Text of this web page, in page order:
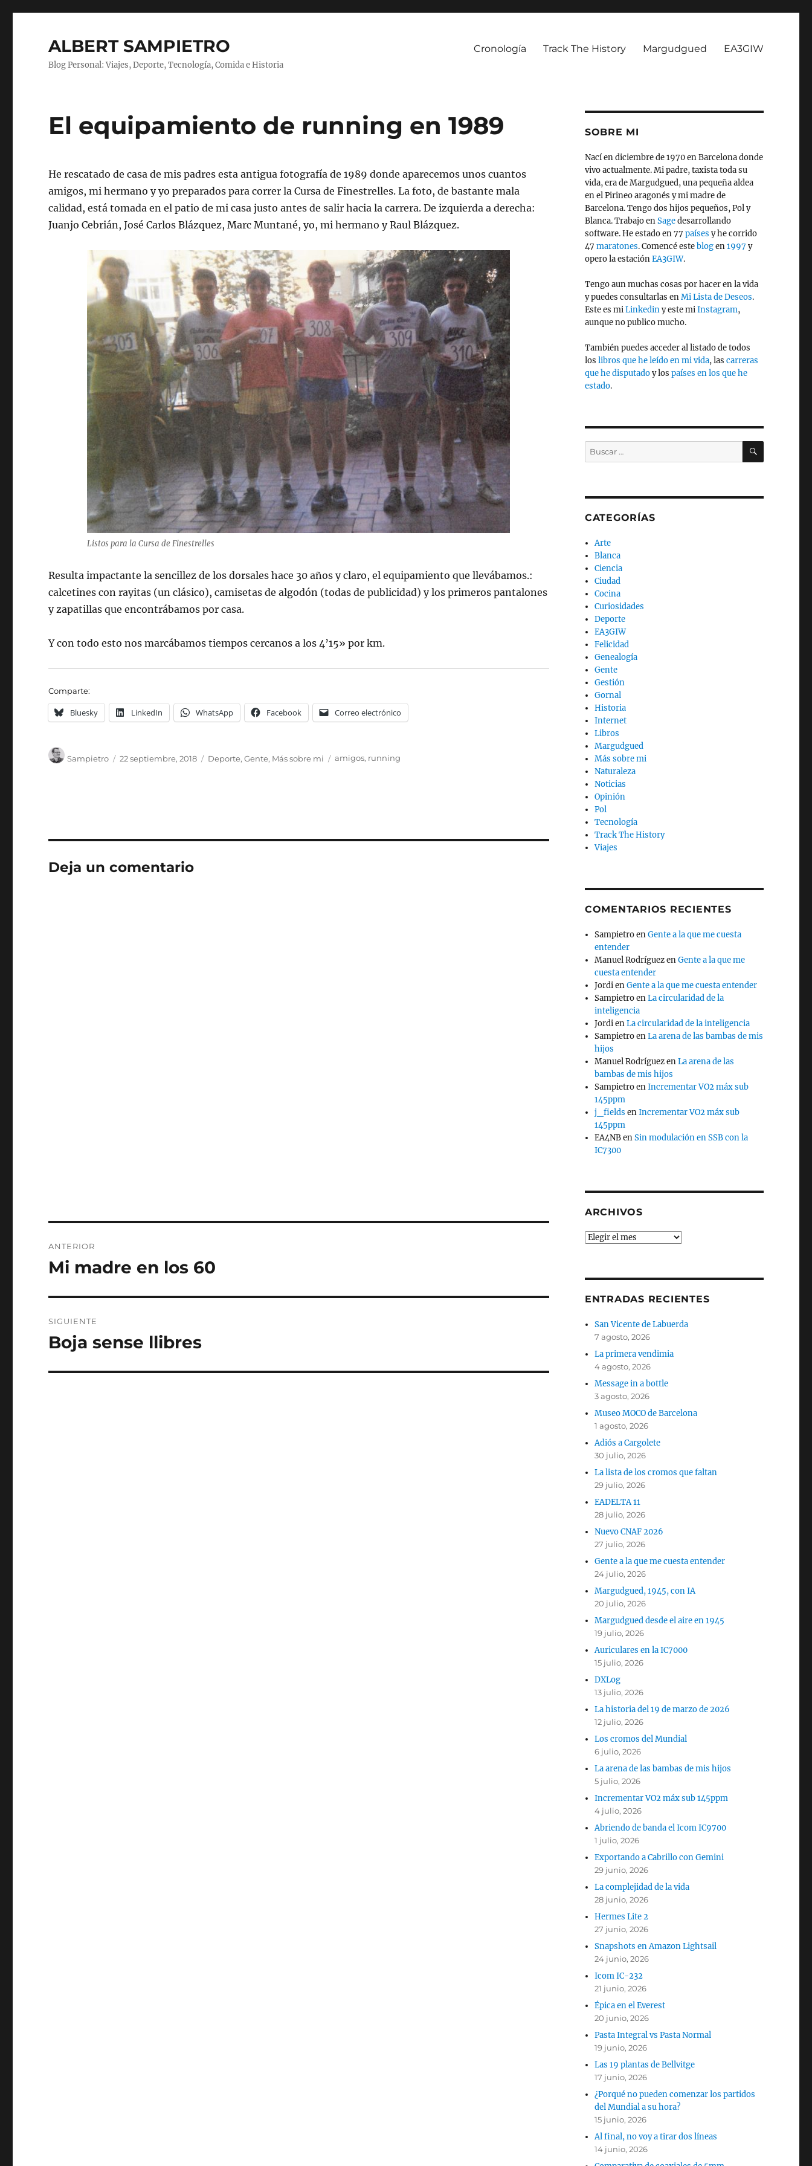
ALBERT SAMPIETRO
Blog Personal: Viajes, Deporte, Tecnología, Comida e Historia
Cronología Track The History Margudgued EA3GIW
El equipamiento de running en 1989
He rescatado de casa de mis padres esta antigua fotografía de 1989 donde aparecemos unos cuantos
amigos, mi hermano y yo preparados para correr la Cursa de Finestrelles. La foto, de bastante mala
calidad, está tomada en el patio de mi casa justo antes de salir hacia la carrera. De izquierda a derecha:
Juanjo Cebrián, José Carlos Blázquez, Marc Muntané, yo, mi hermano y Raul Blázquez.
Listos para la Cursa de Finestrelles
Resulta impactante la sencillez de los dorsales hace 30 años y claro, el equipamiento que llevábamos.:
calcetines con rayitas (un clásico), camisetas de algodón (todas de publicidad) y los primeros pantalones
y zapatillas que encontrábamos por casa.
Y con todo esto nos marcábamos tiempos cercanos a los 4’15» por km.
Comparte:
Bluesky LinkedIn WhatsApp Facebook Correo electrónico
Sampietro 22 septiembre, 2018 Deporte,Gente, Más sobre mi
Etiquetas
amigos, running
Deja un comentario
de
ANTERIOR
Entrada
Mi madre en los 60
SIGUIENTE
Entrada
Boja sense llibres
SOBRE MI
Nací en diciembre de 1970 en Barcelona donde
vivo actualmente. Mi padre, taxista toda su
vida, era de Margudgued, una pequeña aldea
en el Pirineo aragonés y mi madre de
Barcelona. Tengo dos hijos pequeños, Pol y
Blanca. Trabajo enSagedesarrollando
software. He estado en 77 países y he corrido
47 maratones. Comencé esteblogen1997 y
opero la estaciónEA3GIW.
Tengo aun muchas cosas por hacer en la vida
y puedes consultarlas enMi Lista de Deseos.
Este es miLinkediny este miInstagram,
aunque no publico mucho.
También puedes acceder al listado de todos
los libros que he leído en mi vida, las carreras
que he disputadoy los países en los que he
estado.
Buscar
por:
BUSCAR
CATEGORÍAS
Arte
Blanca
Ciencia
Ciudad
Cocina
Curiosidades
Deporte
EA3GIW
Felicidad
Genealogía
Gente
Gestión
Gornal
Historia
Internet
Libros
Margudgued
Más sobre mi
Naturaleza
Noticias
Opinión
Pol
Tecnología
Track The History
Viajes
COMENTARIOS RECIENTES
SampietroenGente a la que me cuesta
entender
Manuel RodríguezenGente a la que me
cuesta entender
JordienGente a la que me cuesta entender
SampietroenLa circularidad de la
inteligencia
JordienLa circularidad de la inteligencia
SampietroenLa arena de las bambas de mis
hijos
Manuel RodríguezenLa arena de las
bambas de mis hijos
SampietroenIncrementar VO2 máx sub
145ppm
j_fields enIncrementar VO2 máx sub
145ppm
EA4NBenSin modulación en SSB con la
IC7300
ARCHIVOS
Archivos
ENTRADAS RECIENTES
San Vicente de Labuerda
7 agosto, 2026
La primera vendimia
4 agosto, 2026
Message in a bottle
3 agosto, 2026
Museo MOCO de Barcelona
1 agosto, 2026
Adiós a Cargolete
30 julio, 2026
La lista de los cromos que faltan
29 julio, 2026
EADELTA 11
28 julio, 2026
Nuevo CNAF 2026
27 julio, 2026
Gente a la que me cuesta entender
24 julio, 2026
Margudgued, 1945, con IA
20 julio, 2026
Margudgued desde el aire en 1945
19 julio, 2026
Auriculares en la IC7000
15 julio, 2026
DXLog
13 julio, 2026
La historia del 19 de marzo de 2026
12 julio, 2026
Los cromos del Mundial
6 julio, 2026
La arena de las bambas de mis hijos
5 julio, 2026
Incrementar VO2 máx sub 145ppm
4 julio, 2026
Abriendo de banda el Icom IC9700
1 julio, 2026
Exportando a Cabrillo con Gemini
29 junio, 2026
La complejidad de la vida
28 junio, 2026
Hermes Lite 2
27 junio, 2026
Snapshots en Amazon Lightsail
24 junio, 2026
Icom IC-232
21 junio, 2026
Épica en el Everest
20 junio, 2026
Pasta Integral vs Pasta Normal
19 junio, 2026
Las 19 plantas de Bellvitge
17 junio, 2026
¿Porqué no pueden comenzar los partidos
del Mundial a su hora?
15 junio, 2026
Al final, no voy a tirar dos líneas
14 junio, 2026